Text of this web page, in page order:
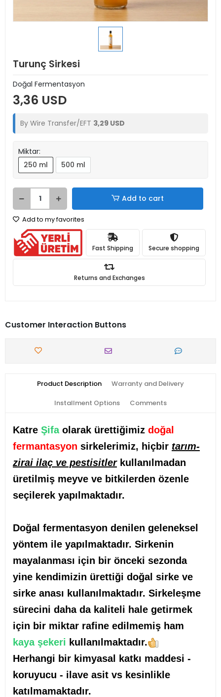
Turunç Sirkesi
Doğal Fermentasyon
3,36 USD
By Wire Transfer/EFT 3,29 USD
Miktar:
250 ml
500 ml
Add to cart
Add to my favorites
Fast Shipping Secure shopping
Returns and Exchanges
Customer Interaction Buttons
Product Description Warranty and Delivery
Installment Options Comments
Katre Şifa olarak ürettiğimiz doğal
fermantasyon sirkelerimiz, hiçbir tarım-
zirai ilaç ve pestisitlerkullanılmadan
üretilmiş meyve ve bitkilerden özenle
seçilerek yapılmaktadır.
Doğal fermentasyon denilen geleneksel
yöntem ile yapılmaktadır. Sirkenin
mayalanması için bir önceki sezonda
yine kendimizin ürettiği doğal sirke ve
sirke anası kullanılmaktadır. Sirkeleşme
sürecini daha da kaliteli hale getirmek
için bir miktar rafine edilmemiş ham
kaya şekeri kullanılmaktadır.
Herhangi bir kimyasal katkı maddesi -
koruyucu - ilave asit vs kesinlikle
katılmamaktadır.